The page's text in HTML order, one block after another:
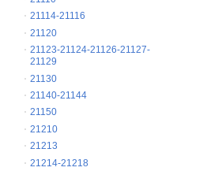
21114-21116
21120
21123-21124-21126-21127-
21129
21130
21140-21144
21150
21210
21213
21214-21218